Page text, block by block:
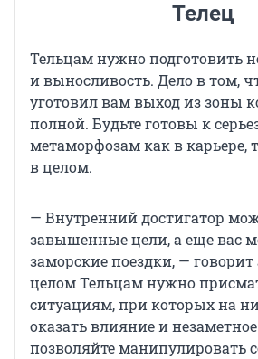
Телец
Тельцам нужно подготовить
и выносливость. Дело в том,
уготовил вам выход из зоны
полной. Будьте готовы к
метаморфозам как в карьере,
в целом.
— Внутренний достигатор
завышенные цели, а еще вас
заморские поездки, — говорит
целом Тельцам нужно
ситуациям, при которых на
оказать влияние и
позволяйте манипулировать